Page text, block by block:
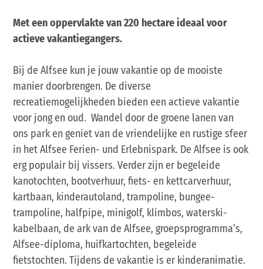
Met een oppervlakte van 220 hectare ideaal voor
actieve vakantiegangers.
Bij de Alfsee kun je jouw vakantie op de mooiste
manier doorbrengen. De diverse
recreatiemogelijkheden bieden een actieve vakantie
voor jong en oud. Wandel door de groene lanen van
ons park en geniet van de vriendelijke en rustige sfeer
in het Alfsee Ferien- und Erlebnispark. De Alfsee is ook
erg populair bij vissers. Verder zijn er begeleide
kanotochten, bootverhuur, fiets- en kettcarverhuur,
kartbaan, kinderautoland, trampoline, bungee-
trampoline, halfpipe, minigolf, klimbos, waterski-
kabelbaan, de ark van de Alfsee, groepsprogramma’s,
Alfsee-diploma, huifkartochten, begeleide
fietstochten. Tijdens de vakantie is er kinderanimatie.